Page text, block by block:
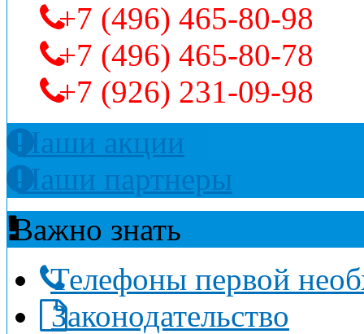
+7 (496) 465-80-98
+7 (496) 465-80-78
+7 (926) 231-09-98
Наши акции
Наши партнеры
Важно знать
Телефоны первой
Законодательство